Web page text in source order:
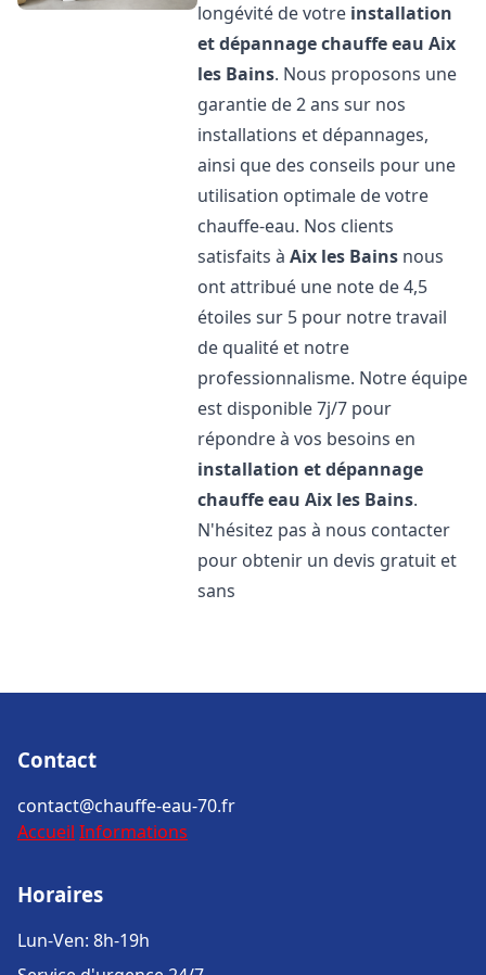
longévité de votre installation
et dépannage chauffe eau Aix
les Bains. Nous proposons une
garantie de 2 ans sur nos
installations et dépannages,
ainsi que des conseils pour une
utilisation optimale de votre
chauffe-eau. Nos clients
satisfaits àAix les Bains nous
ont attribué une note de 4,5
étoiles sur 5 pour notre travail
de qualité et notre
professionnalisme. Notre équipe
est disponible 7j/7 pour
répondre à vos besoins en
installation et dépannage
chauffe eau Aix les Bains.
N'hésitez pas à nous contacter
pour obtenir un devis gratuit et
sans
Contact
contact@chauffe-eau-70.fr
Accueil Informations
Horaires
Lun-Ven: 8h-19h